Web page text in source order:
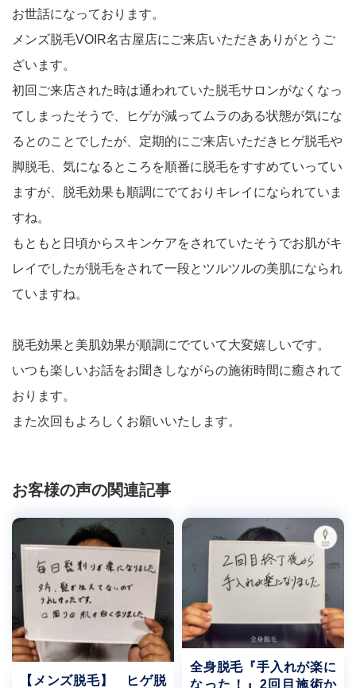
お世話になっております。
メンズ脱毛VOIR名古屋店にご来店いただきありがとうご
ざいます。
初回ご来店された時は通われていた脱毛サロンがなくなっ
てしまったそうで、ヒゲが減ってムラのある状態が気にな
るとのことでしたが、定期的にご来店いただきヒゲ脱毛や
脚脱毛、気になるところを順番に脱毛をすすめていってい
ますが、脱毛効果も順調にでておりキレイになられていま
すね。
もともと日頃からスキンケアをされていたそうでお肌がキ
レイでしたが脱毛をされて一段とツルツルの美肌になられ
ていますね。
脱毛効果と美肌効果が順調にでていて大変嬉しいです。
いつも楽しいお話をお聞きしながらの施術時間に癒されて
おります。
また次回もよろしくお願いいたします。
お客様の声の関連記事
【メンズ脱毛】 ヒゲ脱
全身脱毛『手入れが楽に
なった！』2回目施術か